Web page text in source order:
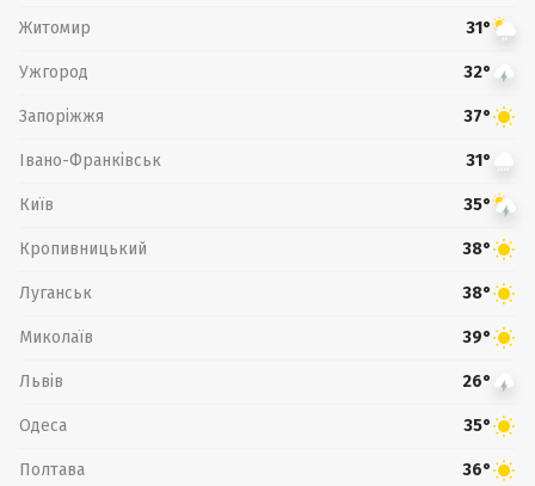
Житомир 31°
Ужгород 32°
Запоріжжя 37°
Івано-Франківськ 31°
Київ 35°
Кропивницький 38°
Луганськ 38°
Миколаїв 39°
Львів 26°
Одеса 35°
Полтава 36°